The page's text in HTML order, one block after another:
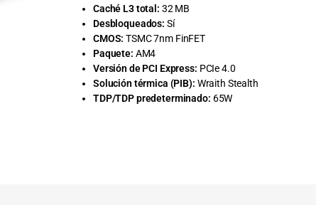
Caché L3 total: 32 MB
Desbloqueados: Sí
CMOS: TSMC 7nm FinFET
Paquete: AM4
Versión de PCI Express: PCIe 4.0
Solución térmica (PIB): Wraith Stealth
TDP/TDP predeterminado: 65W